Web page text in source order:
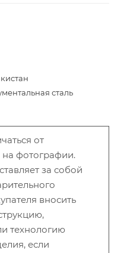
сталь
от
на фотографии.
за собой
вносить
технологию
если